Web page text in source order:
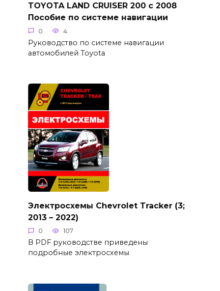
TOYOTA LAND CRUISER 200 с 2008
Пособие по системе навигации
0 4
Руководство по системе навигации
автомобилей Toyota
Электросхемы Chevrolet Tracker (3;
2013 – 2022)
0 107
В PDF руководстве приведены
подробные электросхемы